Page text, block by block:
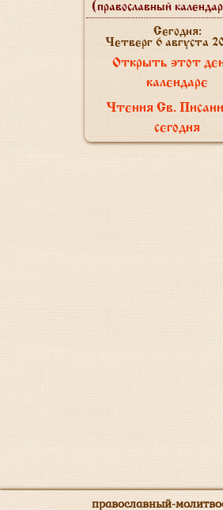
(православный
Сегодня:
Четверг 6 августа
Открыть этот
календаре
Чтения Св.
сегодня
православный-